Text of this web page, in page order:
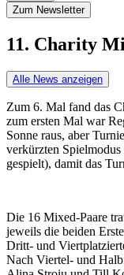
Zum Newsletter
11. Charity
Alle News anzeigen
Zum 6. Mal fand das
zum ersten Mal war
Sonne raus, aber
verkürzten
gespielt), damit das
Die 16 Mixed-Paare
jeweils die beiden
Dritt- und
Nach Viertel- und